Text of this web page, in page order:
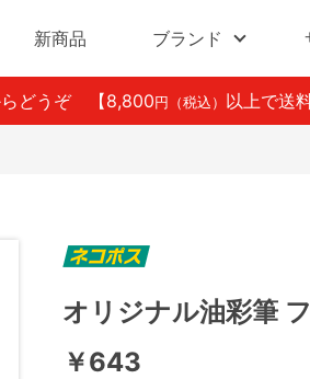
新商品 ブランド
どうぞ 【8,800 円（税込） 以上で送
オリジナル油彩筆
￥643